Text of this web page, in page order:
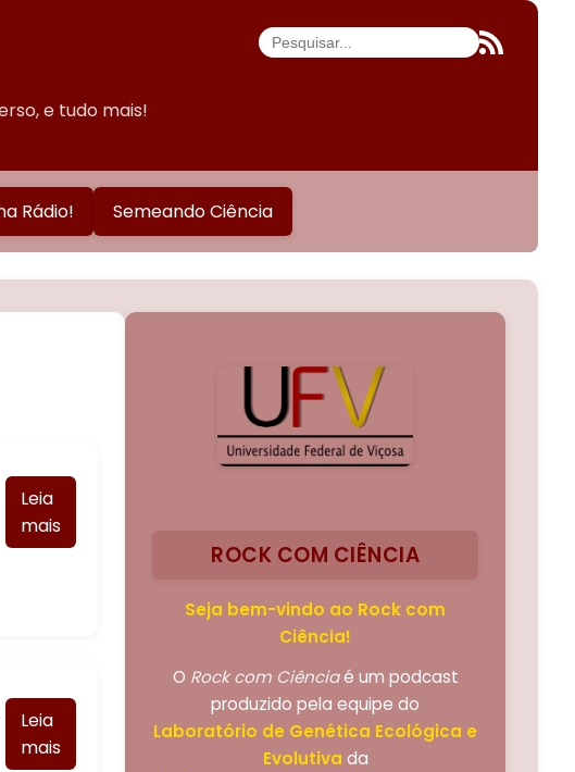
e tudo mais!
Rádio! Semeando Ciência
Leia
mais
Leia
mais
ROCK COM CIÊNCIA
Seja bem-vindo ao Rock com
Ciência!
O Rock com Ciênciaé um podcast
produzido pela equipe do
Laboratório de Genética Ecológica e
Evolutiva da